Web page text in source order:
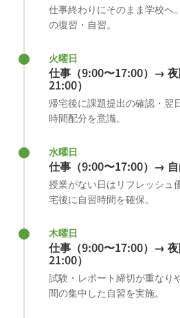
仕事終わりにそのまま学校へ
の復習・自習。
火曜日
仕事（9:00〜17:00）→
21:00）
帰宅後に課題提出の確認・翌
時間配分を意識。
水曜日
仕事（9:00〜17:00）→
授業がない日はリフレッシュ
宅後に自習時間を確保。
木曜日
仕事（9:00〜17:00）→
21:00）
試験・レポート締切が重なり
間の集中した自習を実施。